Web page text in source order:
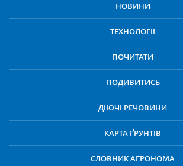
НОВИНИ
ТЕХНОЛОГІЇ
ПОЧИТАТИ
ПОДИВИТИСЬ
ДІЮЧІ РЕЧОВИНИ
КАРТА ҐРУНТІВ
СЛОВНИК АГРОНОМА